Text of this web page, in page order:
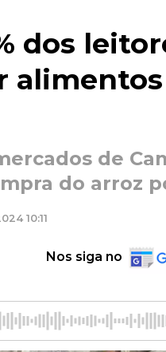
dos
de
do arroz
10:11
Nos siga no